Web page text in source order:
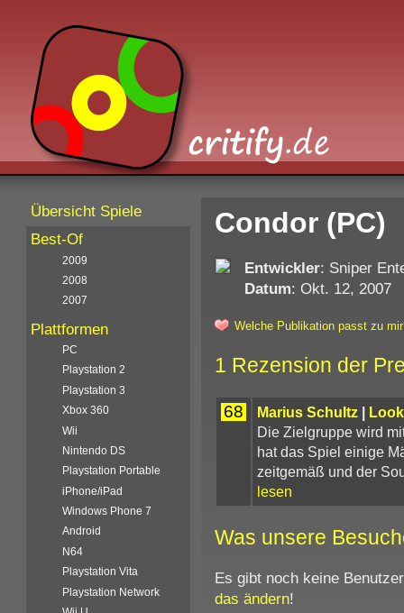
Condor (PC)
Entwickler: Sniper
Datum: Okt. 12, 2007
Welche Publikation passt zu
1 Rezension der
68 Marius Schultz |
Die Zielgruppe wird
hat das Spiel einige
zeitgemäß und der
lesen
Was unsere
Es gibt noch keine
das ändern!
Übersicht Spiele
Best-Of
2009
2008
2007
Plattformen
PC
Playstation 2
Playstation 3
Xbox 360
Wii
Nintendo DS
Playstation Portable
iPhone/iPad
Windows Phone 7
Android
N64
Playstation Vita
Playstation Network